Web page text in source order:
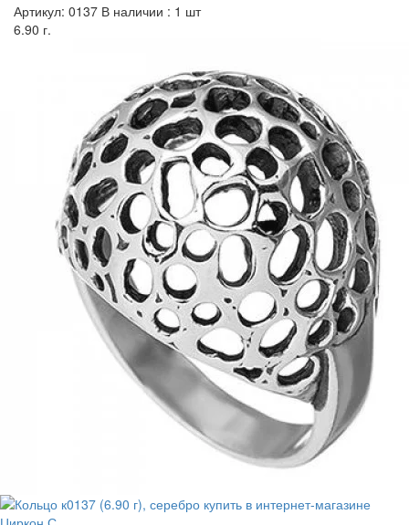
Артикул: 0137 В наличии : 1 шт
6.90 г.